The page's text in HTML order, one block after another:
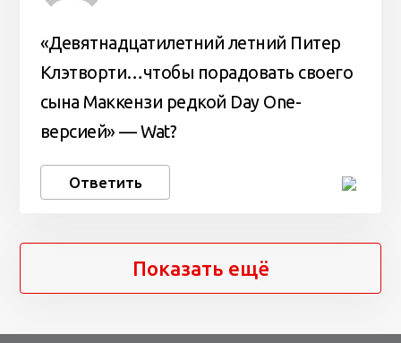
«Девятнадцатилетний летний Питер
Клэтворти…чтобы порадовать своего
сына Маккензи редкой Day One-
версией» — Wat?
Ответить
Показать ещё